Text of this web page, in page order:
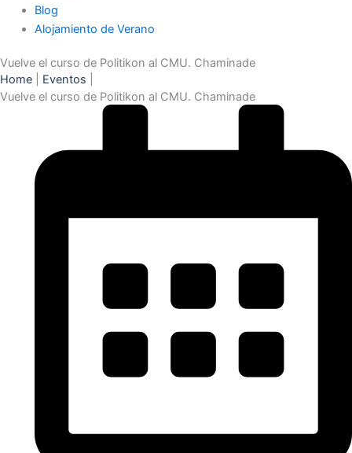
Blog
Alojamiento de Verano
Vuelve el curso de Politikon al CMU. Chaminade
Home
Eventos
Vuelve el curso de Politikon al CMU. Chaminade